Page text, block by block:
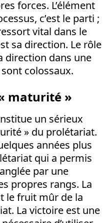
forces. L’élément
c’est le parti ;
vital dans le
sa direction. Le rôle
direction dans une
colossaux.
maturité »
un sérieux
» du prolétariat.
années plus
qui a permis
par une
propres rangs. La
le fruit mûr de la
La victoire est une